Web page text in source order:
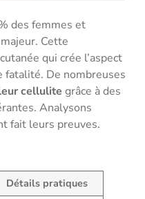
des femmes et
Cette
qui crée l’aspect
fatalité. De nombreuses
cellulite grâce à des
Analysons
fait leurs preuves.
Détails pratiques